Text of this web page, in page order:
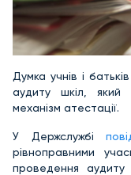
Думка учнів і
аудиту шкіл, який
механізм атестації.
У Держслужбі
рівноправними
проведення аудиту